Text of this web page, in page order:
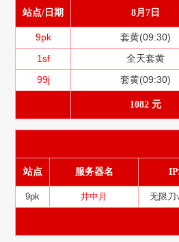
站点/日期 8月7日
9pk
套黄(09:30)
1sf
全天套黄
99j
套黄(09:30)
1082 元
站点 服务器名
9pk 井中月 无限刀